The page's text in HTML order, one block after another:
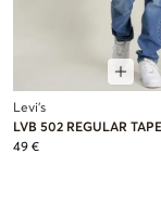
Levi's
LVB 502 REGULAR
49 €